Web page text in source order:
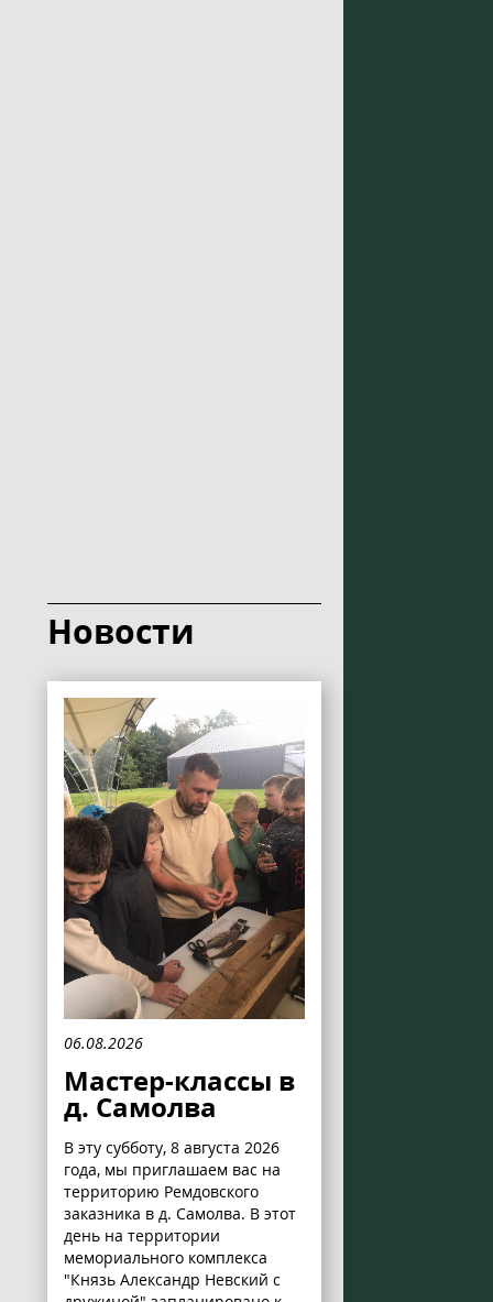
Новости
06.08.2026
Мастер-классы в
д. Самолва
В эту субботу, 8 августа 2026
года, мы приглашаем вас на
территорию Ремдовского
заказника в д. Самолва. В этот
день на территории
мемориального комплекса
"Князь Александр Невский с